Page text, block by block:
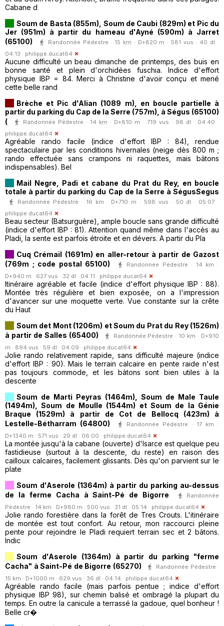
Cabane d
Soum de Basta (855m), Soum de Caubi (829m) et Pic du
Jer (951m) à partir du hameau d'Ayné (590m) à Jarret
(65100)
Randonnée Pédestre · 15 km · D+820 m · 581 vus · 40 dl ·
04:13 · philippe.ducat64
Aucune difficulté un beau dimanche de printemps, des buis en
bonne santé et plein d'orchidées fuschia. Indice d'effort
physique IBP = 84. Merci à Christine d'avoir conçu et mené
cette belle rand
Brèche et Pic d'Alian (1089 m), en boucle partielle à
partir du parking du Cap de la Serre (757m), à Ségus (65100)
(
Randonnée Pédestre · 14 km · D+810 m · 719 vus · 98 dl · 04:40 ·
philippe.ducat64
Agréable rando facile (indice d'effort IBP : 84), rendue
spectaculaire par les conditions hivernales (neige dès 800 m ;
rando effectuée sans crampons ni raquettes, mais bâtons
indispensables). Bel
Mail Negre, Padi et cabane du Prat du Rey, en boucle
totale à partir du parking du Cap de la Serre à SégusSegus
Randonnée Pédestre · 16 km · D+710 m · 598 vus · 50 dl · 05:07 ·
philippe.ducat64
Beau secteur (Batsurguère), ample boucle sans grande difficulté
(indice d'effort IBP : 81). Attention quand même dans l'accès au
Pladi, la sente est parfois étroite et en dévers. A partir du Pla
Cuq Crémail (1691m) en aller-retour à partir de Gazost
(769m ; code postal 65100)
Randonnée Pédestre · 14 km ·
D+940 m · 627 vus · 32 dl · 04:11 · philippe.ducat64
Itinéraire agréable et facile (indice d'effort physique IBP : 88).
Montée très régulière et bien exposée, on a l'impression
d'avancer sur une moquette verte. Vue constante sur la crête
du Haut
Soum det Mont (1206m) et Soum du Prat du Rey (1526m)
à partir de Salles (65400)
Randonnée Pédestre · 10 km · D+910
m · 894 vus · 59 dl · 04:09 · philippe.ducat64
Jolie rando relativement rapide, sans difficulté majeure (indice
d'effort IBP : 90). Mais le terrain calcaire en pente raide n'est
pas toujours commode, et les bâtons sont bien utiles à la
descente
Soum de Marti Peyras (1464m), Soum de Male Taule
(1494m), Soum de Moulle (1544m) et Soum de la Génie
Braque (1529m) à partir de Cot de Bellocq (423m) à
Lestelle-Bétharram (64800)
Randonnée Pédestre · 17 km ·
D+1340 m · 571 vus · 29 dl · 06:00 · philippe.ducat64
La montée jusqu'à la cabane (ouverte) d'Isarce est quelque peu
fastidieuse (surtout à la descente, du reste) en raison des
cailloux calcaires, facilement glissants. Dès qu'on parvient sur le
plate
Soum d'Aserole (1364m) à partir du parking au-dessus
de la ferme Cacha à Saint-Pé de Bigorre
Randonnée
Pédestre · 14 km · D+980 m · 500 vus · 31 dl · 05:14 · philippe.ducat64
Jolie rando forestière dans la forêt de Tres Crouts. L'itinéraire
de montée est tout confort. Au retour, mon raccourci pleine
pente pour rejoindre le Pladi requiert terrain sec et 2 bâtons.
Indic
Soum d'Aserole (1364m) à partir du parking "ferme
Cacha" à Saint-Pé de Bigorre (65270)
Randonnée Pédestre ·
15 km · D+1000 m · 629 vus · 36 dl · 04:14 · philippe.ducat64
Agréable rando facile (mais parfois pentue ; indice d'effort
physique IBP 98), sur chemin balisé et ombragé la plupart du
temps. En outre la canicule a terrassé la gadoue, quel bonheur !
Belle cr�